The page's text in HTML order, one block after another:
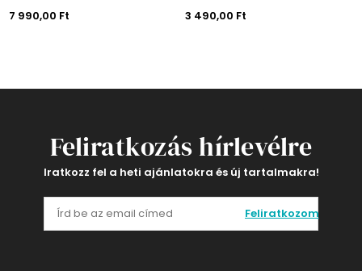
7 990,00 Ft
3 490,00 Ft
Feliratkozás hírlevélre
Iratkozz fel a heti ajánlatokra és új tartalmakra!
Feliratkozom